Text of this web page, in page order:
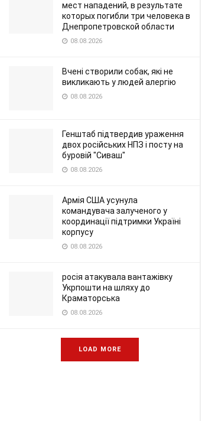
мест нападений, в результате
которых погибли три человека в
Днепропетровской области
08.08.2026
Вчені створили собак, які не
викликають у людей алергію
08.08.2026
Генштаб підтвердив ураження
двох російських НПЗ і посту на
буровій "Сиваш"
08.08.2026
Армія США усунула
командувача залученого у
координації підтримки Україні
корпусу
08.08.2026
росія атакувала вантажівку
Укрпошти на шляху до
Краматорська
08.08.2026
LOAD MORE